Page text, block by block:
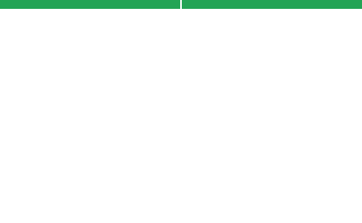
צפה בפרויקט ⇠